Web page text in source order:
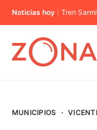
Noticias hoy Tren
MUNICIPIOS ·